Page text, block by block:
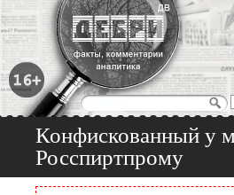
Конфискованный у
Росспиртпрому